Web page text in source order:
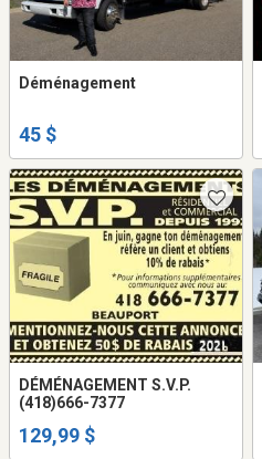
Déménagement
45 $
DÉMÉNAGEMENT S.V.P.
(418)666-7377
129,99 $